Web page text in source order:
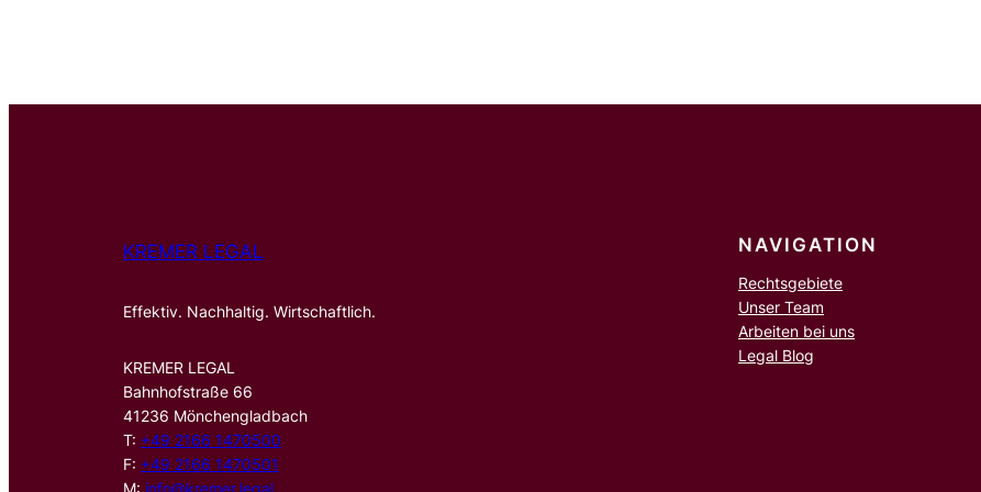
KREMER LEGAL
Effektiv. Nachhaltig. Wirtschaftlich.
KREMER LEGAL
Bahnhofstraße 66
41236 Mönchengladbach
T: +49 2166 1470500
F: +49 2166 1470501
M: info@kremer.legal
NAVIGATION
Rechtsgebiete
Unser Team
Arbeiten bei uns
Legal Blog